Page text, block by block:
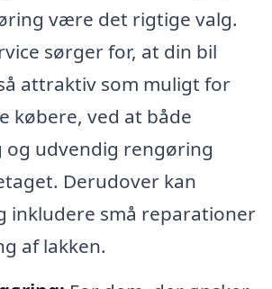
være det rigtige valg.
sørger for, at din bil
attraktiv som muligt for
købere, ved at både
og udvendig rengøring
Derudover kan
inkludere små reparationer
af lakken.